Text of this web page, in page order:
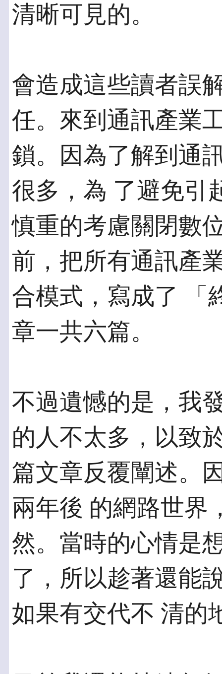
清晰可見的。
會造成這些讀者誤
任。來到通訊產業
鎖。因為了解到通
很多，為 了避免引
慎重的考慮關閉數
前，把所有通訊產
合模式，寫成了 「
章一共六篇。
不過遺憾的是，我
的人不太多，以致
篇文章反覆闡述。
兩年後 的網路世界
然。當時的心情是
了，所以趁著還能
如果有交代不 清的